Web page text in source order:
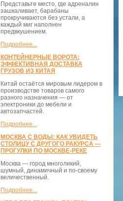
Представьте место, где адреналин
зашкаливает, барабаны
прокручиваются без устали, а
каждый миг наполнен
предвкушением.
Подробнее...
КОНТЕЙНЕРНЫЕ ВОРОТА:
ЭФФЕКТИВНАЯ ДОСТАВКА
ГРУЗОВ ИЗ КИТАЯ
Китай остаётся мировым лидером в
производстве товаров самого
разного назначения — от
электроники до мебели и
автозапчастей.
Подробнее...
МОСКВА С ВОДЫ: КАК УВИДЕТЬ
СТОЛИЦУ С ДРУГОГО РАКУРСА —
ПРОГУЛКИ ПО МОСКВЕ-РЕКЕ
Москва — город многоликий,
шумный, динамичный и по-своему
величественный.
Подробнее...